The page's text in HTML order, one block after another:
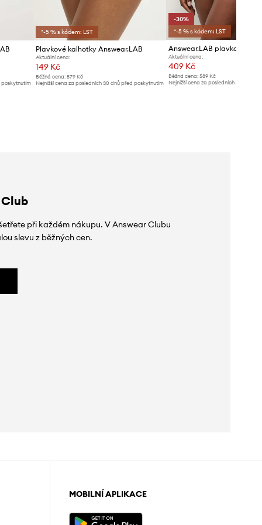
poskytnutím
*-5 % s kódem: LST
Plavkové kalhotky Answear.LAB
Aktuální cena:
149 Kč
Běžná cena:579 Kč
Nejnižší cena za posledních 30 dnů před poskytnutím
-30%
*-5 % s kódem: LST
Aktuální cena:
409 Kč
Běžná cena: 589 Kč
Nejnižší cena za posledních 30 dnů
při každém nákupu. V Answear Clubu
slevu z běžných cen.
MOBILNÍ APLIKACE